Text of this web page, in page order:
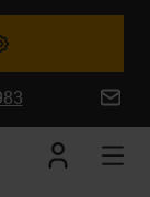
Conto